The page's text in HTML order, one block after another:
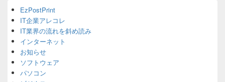
Sidebar
Widget
Area
EzPostPrint
IT企業アレコレ
IT業界の流れを斜め読み
インターネット
お知らせ
ソフトウェア
パソコン